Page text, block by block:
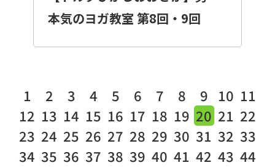
本気のヨガ教室 第8回・9回
1 2 3 4 5 6 7 8 9 10 11
12 13 14 15 16 17 18 19 20 21 22
23 24 25 26 27 28 29 30 31 32 33
34 35 36 37 38 39 40 41 42 43 44